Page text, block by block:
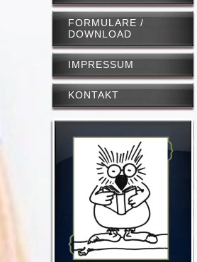
FORMULARE /
DOWNLOAD
IMPRESSUM
KONTAKT